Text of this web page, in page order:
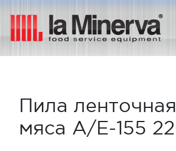
Пила
мяса A/E-155